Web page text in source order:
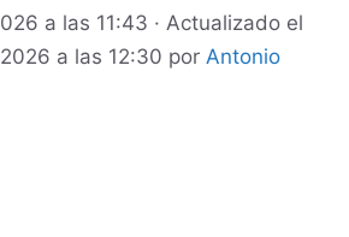
a las 11:43 · Actualizado el
a las 12:30 por Antonio